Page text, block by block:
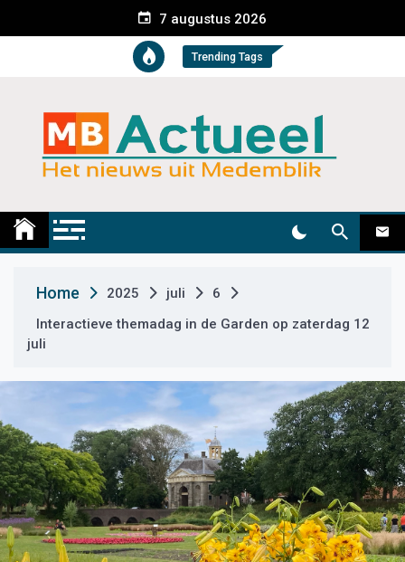
e
t
7 augustus 2026
Trending Tags
Medemblik Actueel
Home 2025 juli
6
Interactieve themadag in de Garden op zaterdag 12
juli